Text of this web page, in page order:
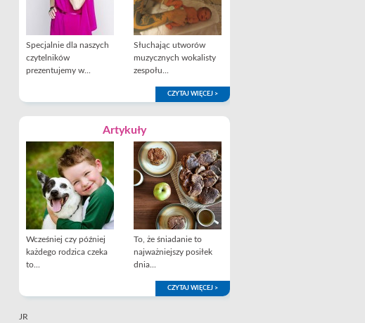
Specjalnie dla naszych
czytelników
prezentujemy w...
Słuchając utworów
muzycznych wokalisty
zespołu...
CZYTAJ WIĘCEJ >
Artykuły
Wcześniej czy później
każdego rodzica czeka
to...
To, że śniadanie to
najważniejszy posiłek
dnia...
CZYTAJ WIĘCEJ >
JR